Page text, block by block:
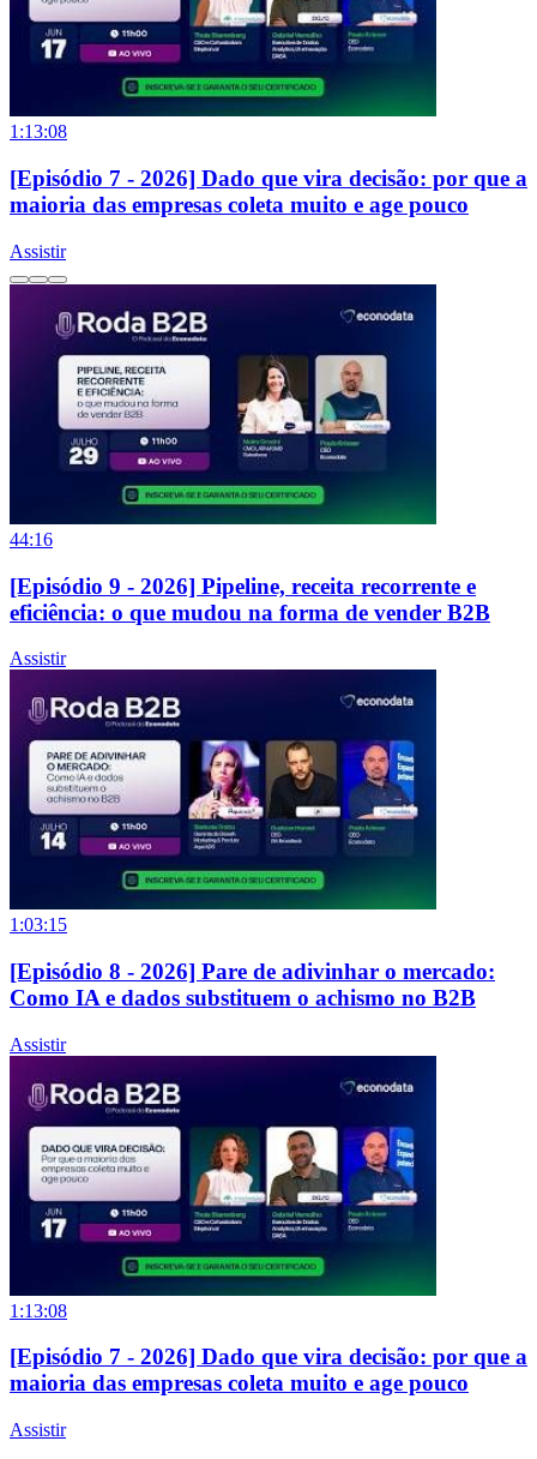
1:13:08
[Episódio 7 - 2026] Dado que vira decisão: por que a
maioria das empresas coleta muito e age pouco
Assistir
44:16
[Episódio 9 - 2026] Pipeline, receita recorrente e
eficiência: o que mudou na forma de vender B2B
Assistir
1:03:15
[Episódio 8 - 2026] Pare de adivinhar o mercado:
Como IA e dados substituem o achismo no B2B
Assistir
1:13:08
[Episódio 7 - 2026] Dado que vira decisão: por que a
maioria das empresas coleta muito e age pouco
Assistir